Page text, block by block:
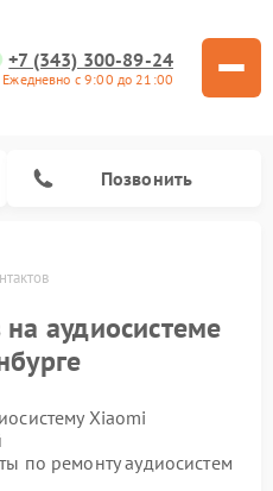
+7 (343) 300-89-24
Ежедневно с 9:00 до 21:00
Позвонить
аудиосистеме
Xiaomi
по ремонту аудиосистем